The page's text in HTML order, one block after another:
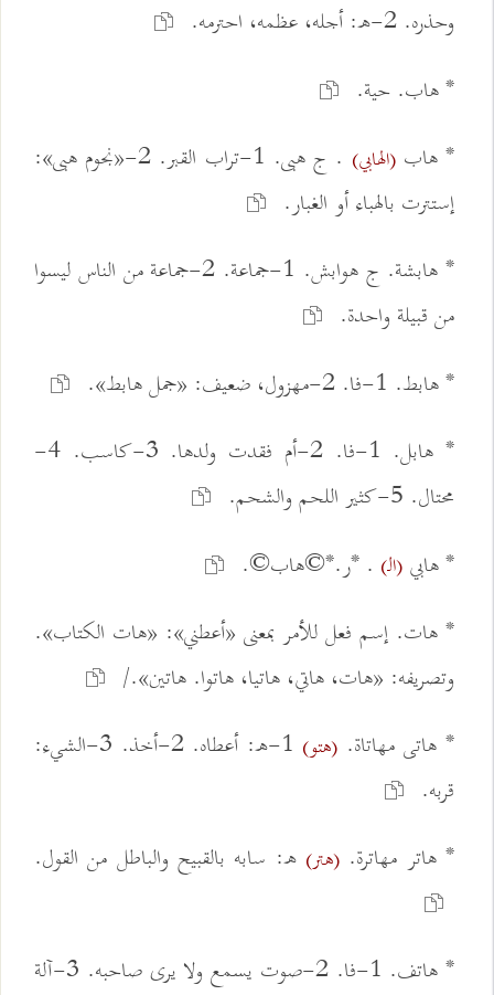
وحذره. 2-ه: أجله، عظمه، احترمه.
* هاب. حية.
* هاب(الهابي)
. ج هبى. 1-تراب القبر. 2-«نجوم هبى»:
إستترت بالهباء أو الغبار.
* هابشة. ج هوابش. 1-جماعة. 2-جماعة من الناس ليسوا
من قبيلة واحدة.
* هابط. 1-فا. 2-مهزول، ضعيف: «جمل هابط».
* هابل. 1-فا. 2-أم فقدت ولدها. 3-كاسب. 4-
محتال. 5-كثير اللحم والشحم.
* هابي(الـ) . *ر.*©هاب©.
* هات. إسم فعل للأمر بمعنى «أعطني»: «هات الكتاب».
وتصريفه: «هات، هاتي، هاتيا، هاتوا. هاتين»./
* هاتى مهاتاة. (هتو)
1-ه: أعطاه. 2-أخذ. 3-الشيء:
قربه.
* هاتر مهاترة. (هتر) ه: سابه بالقبيح والباطل من القول.
* هاتف. 1-فا. 2-صوت يسمع ولا يرى صاحبه. 3-آلة